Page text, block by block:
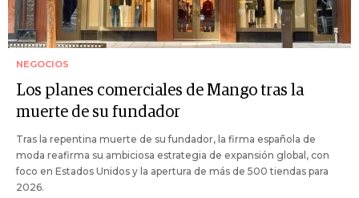
NEGOCIOS
Los planes comerciales de Mango tras la
muerte de su fundador
Tras la repentina muerte de su fundador, la firma española de
moda reafirma su ambiciosa estrategia de expansión global, con
foco en Estados Unidos y la apertura de más de 500 tiendas para
2026.